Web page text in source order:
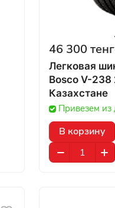
46 300
Легковая
Bosco V-238
Казахстане
Привезем из
В корзину